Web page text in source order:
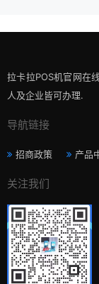
拉卡拉POS机官网在
人及企业皆可办理.
导航链接
招商政策 产品
关注我们